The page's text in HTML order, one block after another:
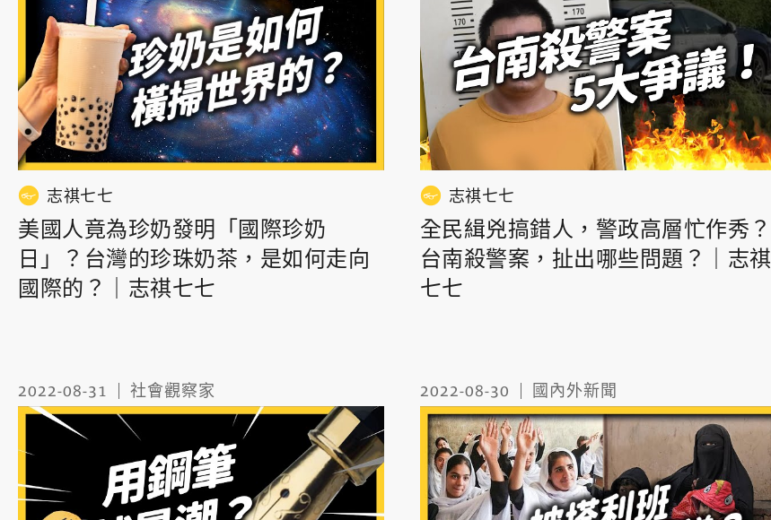
志祺七七
美國人竟為珍奶發明「國際珍奶
日」？台灣的珍珠奶茶，是如何走向
國際的？｜志祺七七
志祺七七
全民緝兇搞錯人，警政高層忙作秀？
台南殺警案，扯出哪些問題？｜志祺
七七
2022-08-31 社會觀察家 2022-08-30 國內外新聞